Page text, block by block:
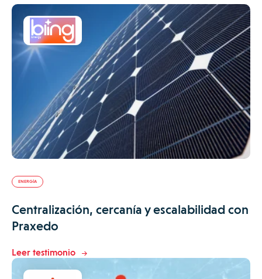
ENERGÍA
Centralización, cercanía y escalabilidad con
Praxedo
Leer testimonio